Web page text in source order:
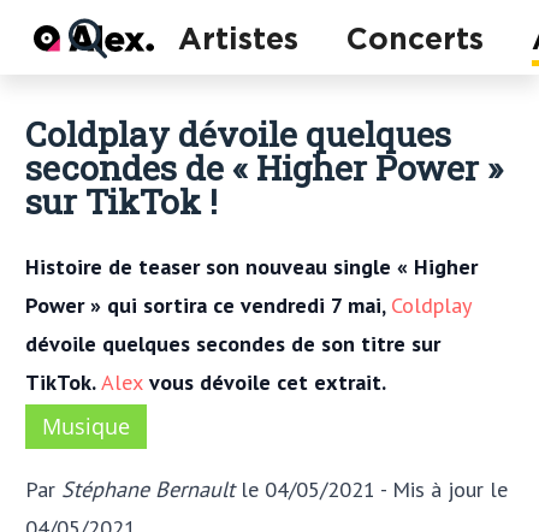
Artistes Concerts
Concerts
Coldplay dévoile quelques
secondes de « Higher Power »
sur TikTok !
Histoire de teaser son nouveau single « Higher
Power » qui sortira ce vendredi 7 mai, Coldplay
dévoile quelques secondes de son titre sur
TikTok.Alex vous dévoile cet extrait.
Musique
Par Stéphane Bernault le 04/05/2021 - Mis à jour le